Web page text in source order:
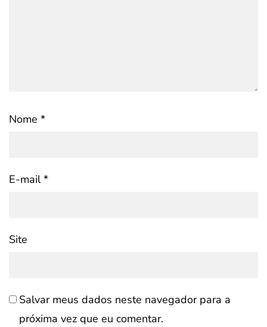
Nome *
E-mail*
Site
Salvar meus dados neste navegador para a
próxima vez que eu comentar.